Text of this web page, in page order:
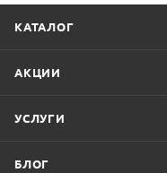
КАТАЛОГ
АКЦИИ
УСЛУГИ
БЛОГ